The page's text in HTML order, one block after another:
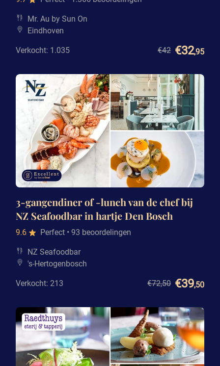
Mr. Au by Sun On
Eindhoven
Verkocht: 1.035 €42 €32,95
3-gangendiner of -lunch van de chef bij
NZ Seafoodbar in hartje Den Bosch
9.6 Perfect • 93 beoordelingen
NZ Seafoodbar
's-Hertogenbosch
Verkocht: 213 €72,50 €39,50